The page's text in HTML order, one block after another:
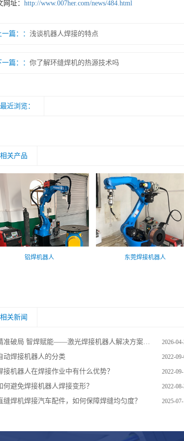
网址： http://www.007her.com/news/484.html
篇： 浅谈机器人焊接的特点
篇： 你了解环缝焊机的热源技术吗
最近浏览：
相关产品
铝焊机器人 东莞焊接机器人
相关新闻
准破局 智焊赋能——激光焊接机器人解决方案加速制造业转型升级 2026-
动焊接机器人的分类 2022-
接机器人在焊接作业中有什么优势？ 2022-
何避免焊接机器人焊接变形？ 2022-
缝焊机焊接汽车配件，如何保障焊缝均匀度？ 2025-